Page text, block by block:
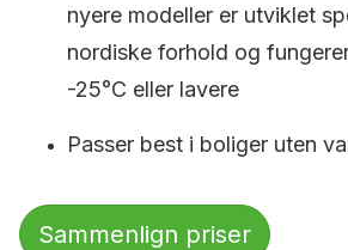
nyere modeller er utviklet
nordiske forhold og
-25°C eller lavere
Passer best i boliger uten
Sammenlign priser